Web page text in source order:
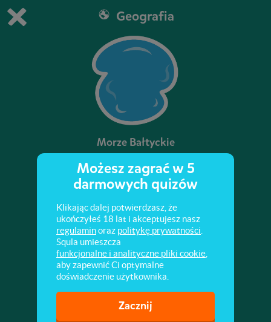
Grasz w wersję demonstracyjną Squli
Kup teraz!
Geografia
Morze Bałtyckie
Czy wiesz, jakie państwa leżą nad Morzem
Bałtyckim? Wiesz, jakie ryby zamieszkują to
morze? Sprawdź to!
Możesz zagrać w 5
darmowych quizów
Klikając dalej potwierdzasz, że
ukończyłeś 18 lat i akceptujesz nasz
regulaminoraz politykę prywatności
Squla umieszcza
funkcjonalne i analityczne pliki cookie
aby zapewnić Ci optymalne
doświadczenie użytkownika.
Zacznij